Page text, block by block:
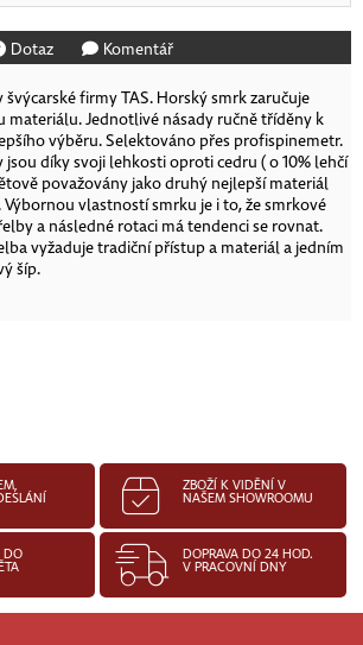
Dotaz Komentář
švýcarské firmy TAS. Horský smrk zaručuje
materiálu. Jednotlivé násady ručně tříděny k
výběru. Selektováno přes profispinemetr.
jsou díky svoji lehkosti oproti cedru ( o 10% lehčí
považovány jako druhý nejlepší materiál
vlastností smrku je i to, že smrkové
a následné rotaci má tendenci se rovnat.
vyžaduje tradiční přístup a materiál a jedním
šíp.
ZBOŽÍ K VIDĚNÍ V
NAŠEM SHOWROOMU
DO DOPRAVA DO 24 HOD.
V PRACOVNÍ DNY